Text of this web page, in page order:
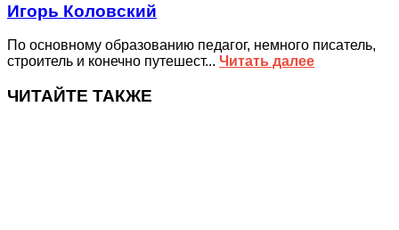
Игорь Коловский
По основному образованию педагог, немного писатель,
строитель и конечно путешест... Читать далее
ЧИТАЙТЕ ТАКЖЕ